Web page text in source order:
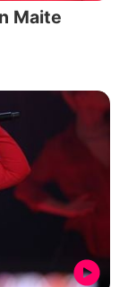
Maite